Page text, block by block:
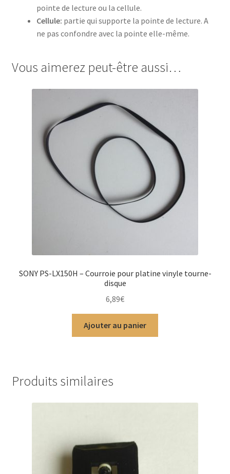
pointe de lecture ou la cellule.
Cellule: partie qui supporte la pointe de lecture. A
ne pas confondre avec la pointe elle-même.
Vous aimerez peut-être aussi…
SONY PS-LX150H – Courroie pour platine vinyle tourne-
disque
6,89€
Ajouter au panier
Produits similaires